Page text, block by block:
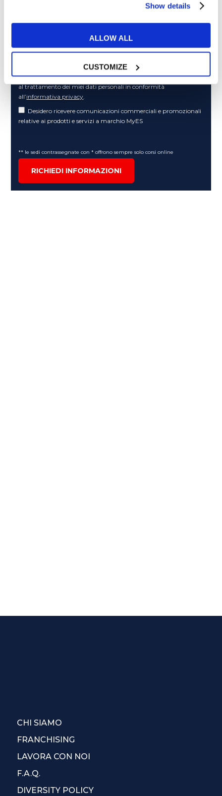
Show details
ALLOW ALL
CUSTOMIZE
Articoli con tips e new sulla lingua inglese
In quanto di età superiore ai 16 anni, dichiaro di acconsentire
al trattamento dei miei dati personali in conformità
all’informativa privacy
Desidero ricevere comunicazioni commerciali e promozionali
relative ai prodotti e servizi a marchio MyES
** le sedi contrassegnate con * offrono sempre solo corsi online
RICHIEDI INFORMAZIONI
CHI SIAMO
FRANCHISING
LAVORA CON NOI
F.A.Q.
DIVERSITY POLICY